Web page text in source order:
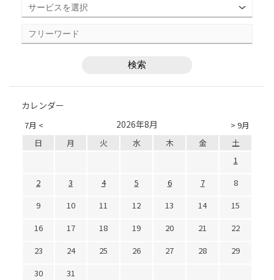
カレンダー
7月 < > 9月
2026年8月
日 月 火 水 木 金
土
1
2
3 4 5 6 7
8
9
10 11 12 13 14
15
16
17 18 19 20 21
22
23
24 25 26 27 28
29
30
31